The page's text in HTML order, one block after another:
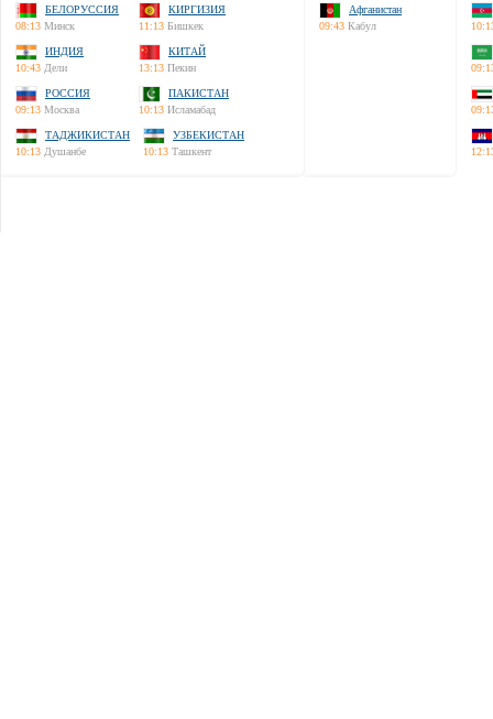
БЕЛОРУССИЯ
08:13 Минск
КИРГИЗИЯ
11:13 Бишкек
ИНДИЯ
10:43 Дели
КИТАЙ
13:13 Пекин
РОССИЯ
09:13 Москва
ПАКИСТАН
10:13 Исламабад
ТАДЖИКИСТАН
10:13 Душанбе
УЗБЕКИСТАН
10:13 Ташкент
Афганистан
09:43 Кабул